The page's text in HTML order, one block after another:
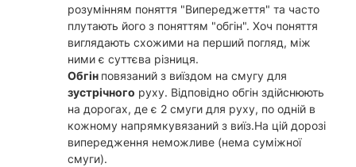
розумінням поняття "Випереджеття" та часто
плутають його з поняттям "обгін". Хоч поняття
виглядають схожими на перший погляд, між
ними є суттєва різниця.
Обгін повязаний з виїздом на смугу для
зустрічного руху. Відповідно обгін здійснюють
на дорогах, де є 2 смуги для руху, по одній в
кожному напрямкувязаний з виїз.На цій дорозі
випередження неможливе (нема суміжної
смуги).